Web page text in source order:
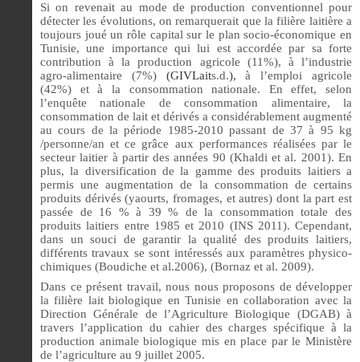
Si on revenait au mode de production conventionnel pour
détecter les évolutions, on remarquerait que la filière laitière a
toujours joué un rôle capital sur le plan socio-économique en
Tunisie, une importance qui lui est accordée par sa forte
contribution à la production agricole (11%), à l’industrie
agro-alimentaire (7%)(GIVLaits.d.), à l’emploi agricole
(42%) et à la consommation nationale. En effet, selon
l’enquête nationale de consommation alimentaire, la
consommation de lait et dérivés a considérablement augmenté
au cours de la période 1985-2010 passant de 37 à 95 kg
/personne/an et ce grâce aux performances réalisées par le
secteur laitier à partir des années 90 (Khaldi et al. 2001). En
plus, la diversification de la gamme des produits laitiers a
permis une augmentation de la consommation de certains
produits dérivés (yaourts, fromages, et autres) dont la part est
passée de 16 % à 39 % de la consommation totale des
produits laitiers entre 1985 et 2010 (INS 2011). Cependant,
dans un souci de garantir la qualité des produits laitiers,
différents travaux se sont intéressés aux paramètres physico-
chimiques (Boudiche et al.2006), (Bornaz et al. 2009).
Dans ce présent travail, nous nous proposons de développer
la filière lait biologique en Tunisie en collaboration avec la
DirectionGénérale de l’Agriculture Biologique (DGAB) à
travers l’application du cahier des charges spécifique à la
production animale biologique mis en place par le Ministère
de l’agriculture au 9 juillet 2005.